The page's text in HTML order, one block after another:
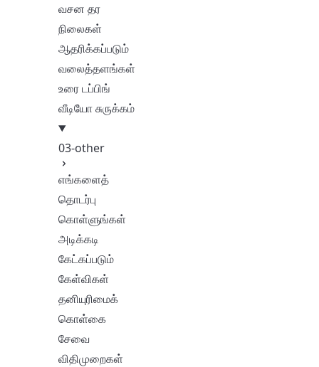
வசன தர
நிலைகள்
ஆதரிக்கப்படும்
வலைத்தளங்கள்
உரை டப்பிங்
வீடியோ சுருக்கம்
03-other
எங்களைத்
தொடர்பு
கொள்ளுங்கள்
அடிக்கடி
கேட்கப்படும்
கேள்விகள்
தனியுரிமைக்
கொள்கை
சேவை
விதிமுறைகள்